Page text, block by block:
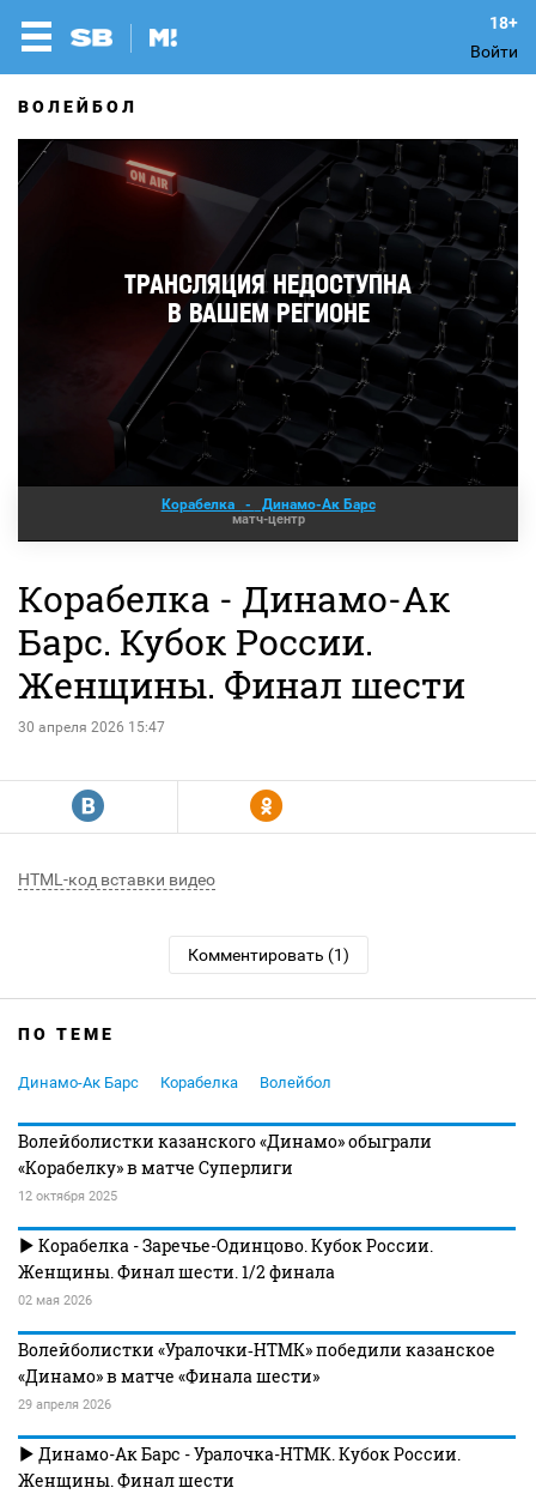
Войти
ВОЛЕЙБОЛ
Корабелка - Динамо-Ак Барс
матч-центр
Корабелка - Динамо-Ак
Барс. Кубок России.
Женщины. Финал шести
30 апреля 2026 15:47
R Y
HTML-код вставки видео
Комментировать (1)
ПО ТЕМЕ
Динамо-Ак Барс Корабелка Волейбол
Волейболистки казанского «Динамо» обыграли
«Корабелку» в матче Суперлиги
12 октября 2025
Корабелка - Заречье-Одинцово. Кубок России.
Женщины. Финал шести. 1/2 финала
02 мая 2026
Волейболистки «Уралочки‑НТМК» победили казанское
«Динамо» в матче «Финала шести»
29 апреля 2026
Динамо-Ак Барс - Уралочка-НТМК. Кубок России.
Женщины. Финал шести